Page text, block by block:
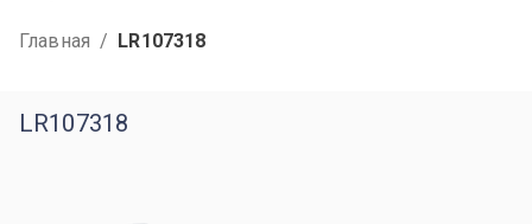
Главная / LR107318
LR107318